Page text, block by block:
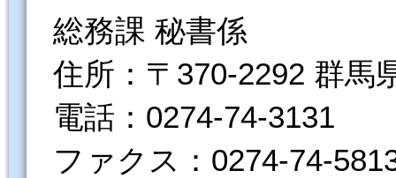
総務課 秘書係
住所：〒370-2292 群馬
電話：0274-74-3131
ファクス：0274-74-